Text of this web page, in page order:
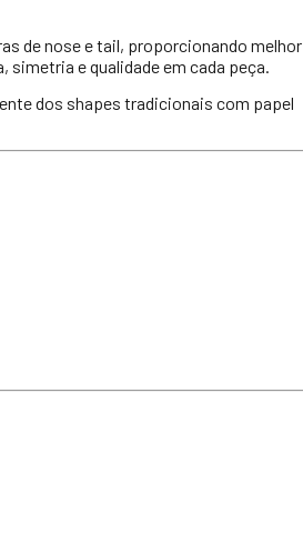
de nose e tail, proporcionando melhor
e qualidade em cada peça.
dos shapes tradicionais com papel